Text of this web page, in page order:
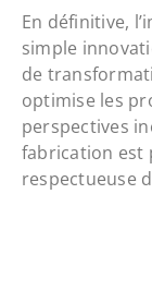
En définitive,
simple
de
optimise les
perspectives
fabrication est
respectueuse